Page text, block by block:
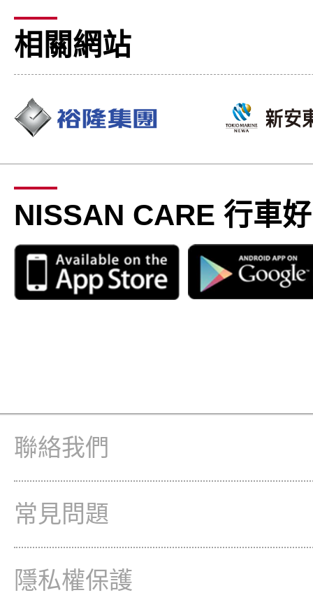
相關網站
NISSAN CARE 行車
聯絡我們
常見問題
隱私權保護